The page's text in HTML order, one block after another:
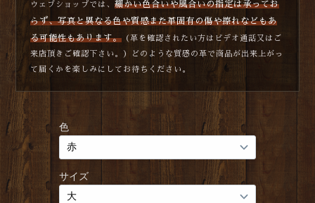
ウェブショップでは、 細かい色合いや風合いの指定は承ってお
らず、写真と異なる色や質感また革固有の傷や擦れなどもあ
る可能性もあります。（革を確認されたい方はビデオ通話又はご
来店頂きご確認下さい。）どのような質感の革で商品が出来上がっ
て届くかを楽しみにしてお待ちください。